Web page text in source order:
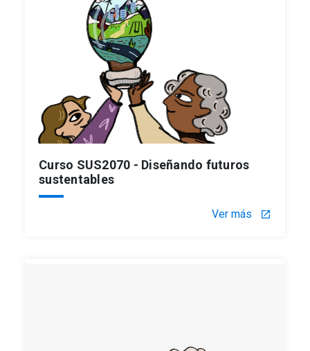
Curso SUS2070 - Diseñando futuros
sustentables
Ver más launch